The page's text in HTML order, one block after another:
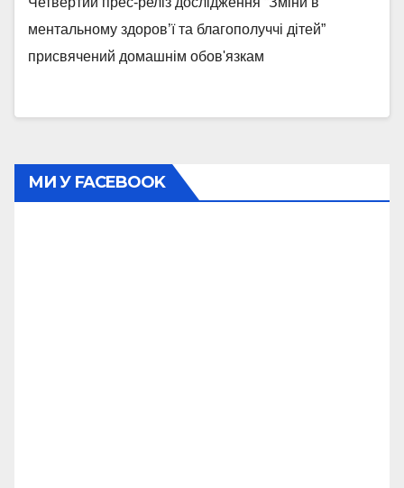
ментальному здоров’ї та благополуччі дітей”
присвячений домашнім обов'язкам
МИ У FACEBOOK